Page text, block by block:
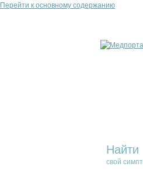
Перейти к основному содержанию
Найти
свой